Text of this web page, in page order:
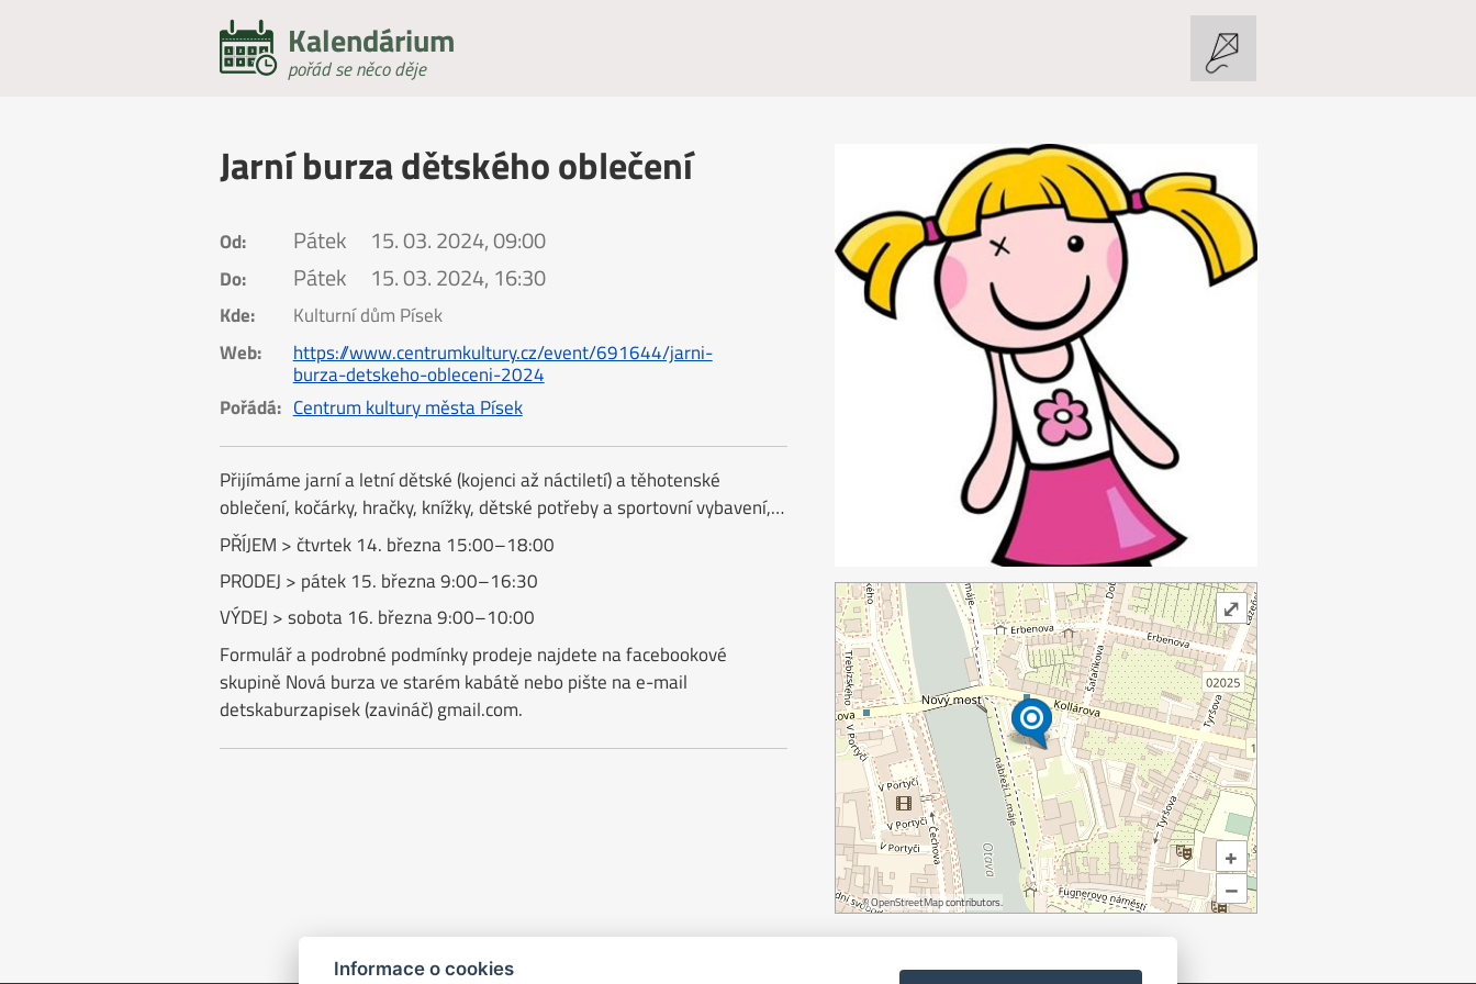
Kalendárium
pořád se něco děje
Jarní burza dětského oblečení
Od: Pátek 15. 03. 2024, 09:00
Do: Pátek 15. 03. 2024, 16:30
Kde:
Kulturní dům Písek
Web:
https://www.centrumkultury.cz/event/691644/jarni-
burza-detskeho-obleceni-2024
Pořádá: Centrum kultury města Písek
Přijímáme jarní a letní dětské (kojenci až náctiletí) a těhotenské
oblečení, kočárky, hračky, knížky, dětské potřeby a sportovní vybavení,…
PŘÍJEM > čtvrtek 14. března 15:00–18:00
PRODEJ > pátek 15. března 9:00–16:30
VÝDEJ > sobota 16. března 9:00–10:00
Formulář a podrobné podmínky prodeje najdete na facebookové
skupině Nová burza ve starém kabátě nebo pište na e-mail
detskaburzapisek (zavináč) gmail.com.
+
–
©OpenStreetMapcontributors.
⤢
Informace o cookies